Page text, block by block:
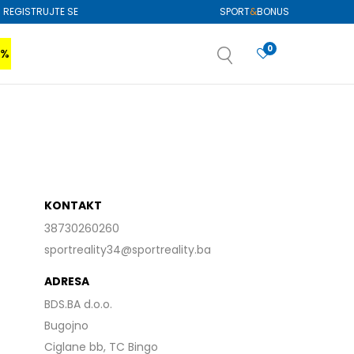
SPORT&BONUS
REGISTRUJTE SE
0
KONTAKT
38730260260
sportreality34@sportreality.ba
ADRESA
BDS.BA d.o.o.
Bugojno
Ciglane bb, TC Bingo